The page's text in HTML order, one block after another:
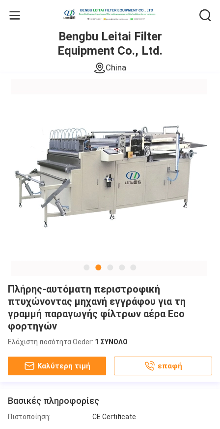
Bengbu Leitai Filter
Equipment Co., Ltd.
China
Πλήρης-αυτόματη περιστροφική
πτυχώνοντας μηχανή εγγράφου για τη
γραμμή παραγωγής φίλτρων αέρα Eco
φορτηγών
Ελάχιστη ποσότητα Oeder: 1 ΣΥΝΟΛΟ
Καλύτερη τιμή επαφή
Βασικές πληροφορίες
Πιστοποίηση: CE Certificate